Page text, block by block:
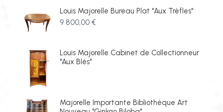
Louis Majorelle Bureau Plat "Aux Trèfles"
9 800,00 €
Louis Majorelle Cabinet de Collectionneur
"Aux Blés"
Majorelle Importante Bibliothèque Art